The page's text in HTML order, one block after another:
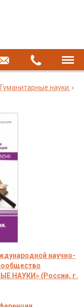
Гуманитарные науки
научно-
НАУКИ» (Россия, г.